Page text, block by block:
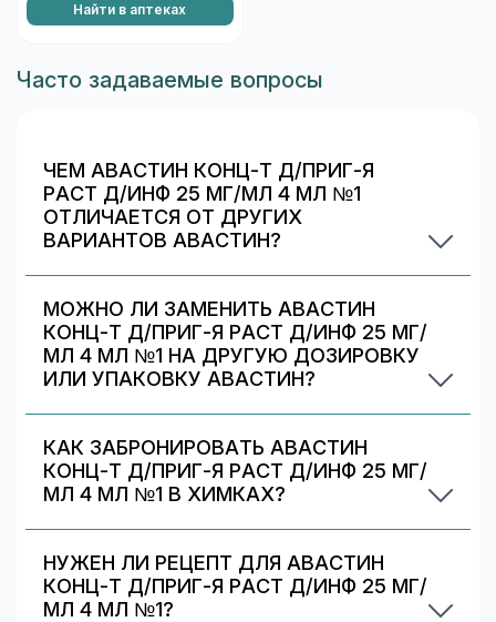
Найти в аптеках
Часто задаваемые вопросы
ЧЕМ АВАСТИН КОНЦ-Т Д/ПРИГ-Я
РАСТ Д/ИНФ 25 МГ/МЛ 4 МЛ №1
ОТЛИЧАЕТСЯ ОТ ДРУГИХ
ВАРИАНТОВ АВАСТИН?
упаковкой. В блоке «Формы выпуска» можно
сравнить цены и наличие по другим вариантам.
МОЖНО ЛИ ЗАМЕНИТЬ АВАСТИН
КОНЦ-Т Д/ПРИГ-Я РАСТ Д/ИНФ 25 МГ/
МЛ 4 МЛ №1 НА ДРУГУЮ ДОЗИРОВКУ
ИЛИ УПАКОВКУ АВАСТИН?
альтернативных дозировок/упаковок —
сравните наличие и цену. Подбор дозировки
КАК ЗАБРОНИРОВАТЬ АВАСТИН
КОНЦ-Т Д/ПРИГ-Я РАСТ Д/ИНФ 25 МГ/
МЛ 4 МЛ №1 В ХИМКАХ?
(если доступно). После оформления получите
номер заказа и выкупите препарат в аптеке.
НУЖЕН ЛИ РЕЦЕПТ ДЛЯ АВАСТИН
КОНЦ-Т Д/ПРИГ-Я РАСТ Д/ИНФ 25 МГ/
МЛ 4 МЛ №1?